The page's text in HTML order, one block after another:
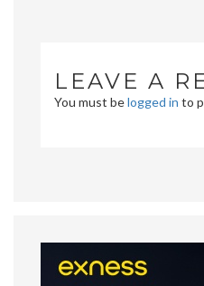
LEAVE A
You must belogged in to